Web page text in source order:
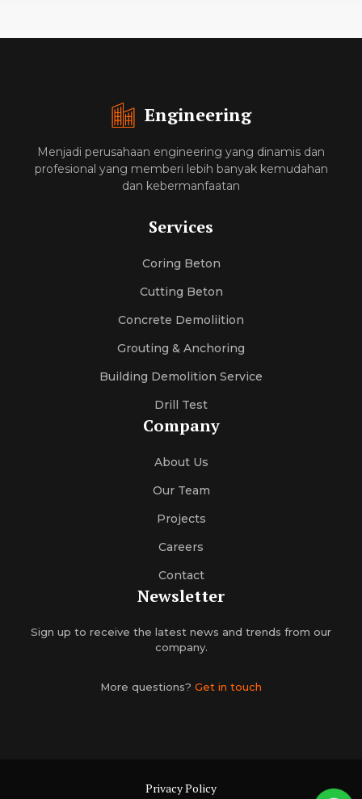
Engineering
Menjadi perusahaan engineering yang dinamis dan
profesional yang memberi lebih banyak kemudahan
dan kebermanfaatan
Services
Coring Beton
Cutting Beton
Concrete Demoliition
Grouting & Anchoring
Building Demolition Service
Drill Test
Company
About Us
Our Team
Projects
Careers
Contact
Newsletter
Sign up to receive the latest news and trends from our
company.
More questions? Get in touch
Privacy Policy